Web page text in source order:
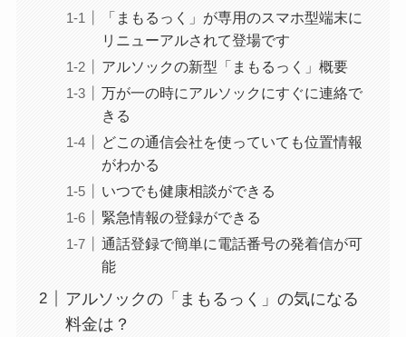
「まもるっく」が専用のスマホ型端末に
リニューアルされて登場です
アルソックの新型「まもるっく」概要
万が一の時にアルソックにすぐに連絡で
きる
どこの通信会社を使っていても位置情報
がわかる
いつでも健康相談ができる
緊急情報の登録ができる
通話登録で簡単に電話番号の発着信が可
能
アルソックの「まもるっく」の気になる
料金は？